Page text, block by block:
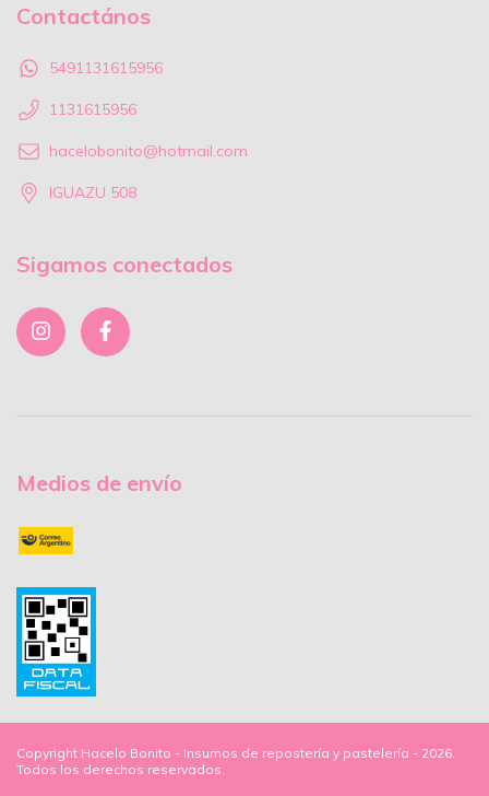
Contactános
5491131615956
1131615956
hacelobonito@hotmail.com
IGUAZU 508
Sigamos conectados
Medios de envío
Copyright Hacelo Bonito - Insumos de repostería y pastelería - 2026.
Todos los derechos reservados.